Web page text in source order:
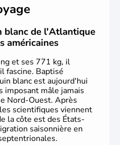
succédées avant l'arrivée
du continent par
1492. Les 13 colonies
Déclaration d'indépendance
constitution en 1787.
ensuite l'entrée dans une
blanc de l'Atlantique
américaines
et ses 771 kg, il
fascine. Baptisé
blanc est aujourd'hui
imposant mâle jamais
Nord-Ouest. Après
scientifiques viennent
la côte est des États-
saisonnière en